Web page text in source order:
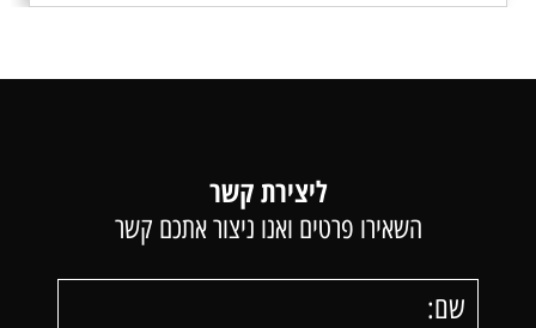
ליצירת קשר
השאירו פרטים ואנו ניצור אתכם קשר